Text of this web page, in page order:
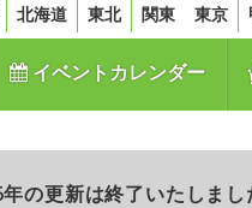
北海道 東北 関東 東京
イベントカレンダー
の更新は終了いたしま